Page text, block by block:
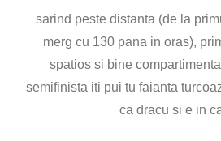
sarind peste distanta (de la
merg cu 130 pana in oras),
spatios si bine
semifinista iti pui tu faianta
ca dracu si e in